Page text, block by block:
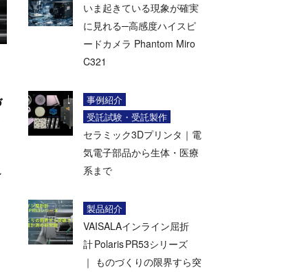
いま起きている現象が確実
に見れる─高感度ハイスピ
ードカメラ Phantom Miro
C321
事例紹介
受託試験・受託製作
セラミック3Dプリンタ｜電
気電子部品から生体・医療
系まで
製品紹介
VAISALAインライン屈折
計 Polaris PR53シリーズ
｜ ものづくりの限界すら突